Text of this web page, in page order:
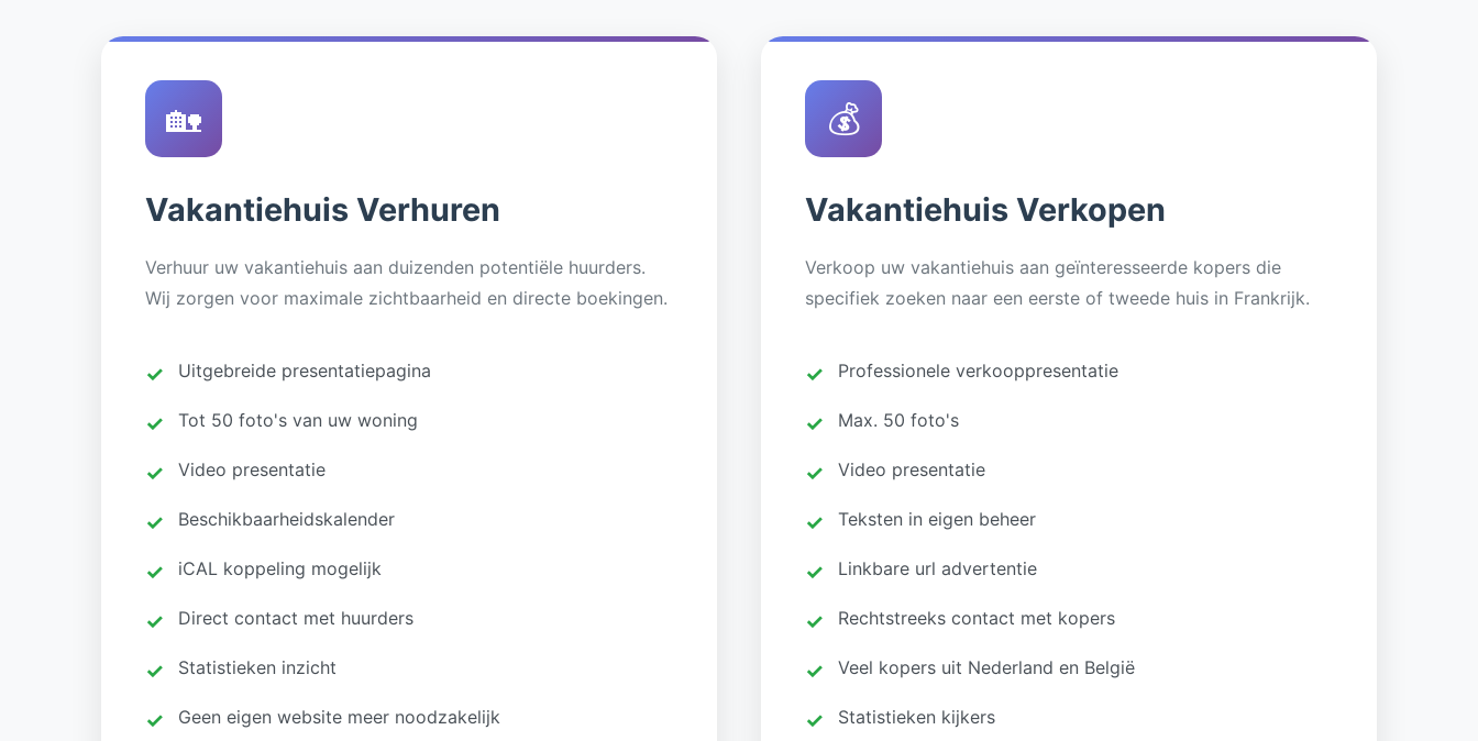
🏡
Vakantiehuis Verhuren
Verhuur uw vakantiehuis aan duizenden potentiële huurders.
Wij zorgen voor maximale zichtbaarheid en directe boekingen.
Uitgebreide presentatiepagina
Tot 50 foto's van uw woning
Video presentatie
Beschikbaarheidskalender
iCAL koppeling mogelijk
Direct contact met huurders
Statistieken inzicht
Geen eigen website meer noodzakelijk
💰
Vakantiehuis Verkopen
Verkoop uw vakantiehuis aan geïnteresseerde kopers die
specifiek zoeken naar een eerste of tweede huis in Frankrijk.
Professionele verkooppresentatie
Max. 50 foto's
Video presentatie
Teksten in eigen beheer
Linkbare url advertentie
Rechtstreeks contact met kopers
Veel kopers uit Nederland en België
Statistieken kijkers